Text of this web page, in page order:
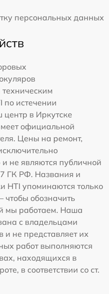
персональных данных
по истечении
в Иркутске
официальной
Цены на ремонт,
не являются публичной
ГК РФ. Названия и
HTI упоминаются только
обозначить
мы работаем. Наша
с владельцами
не представляет их
работ выполняются
находящихся в
в соответствии со ст.